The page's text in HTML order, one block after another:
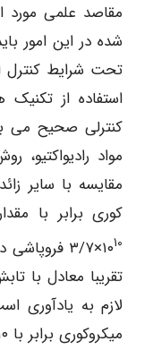
مقاصد علمی مورد
شده در این امور
تحت شرایط کنترل
استفاده از
کنترلی صحیح می
مواد رادیواکتیو،
کوری برابر با
۱۰۱۰
×۳/۷